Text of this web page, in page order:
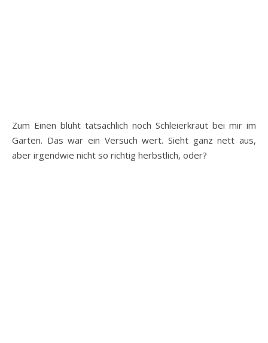
Zum Einen blüht tatsächlich noch Schleierkraut bei mir im
Garten. Das war ein Versuch wert. Sieht ganz nett aus,
aber irgendwie nicht so richtig herbstlich, oder?